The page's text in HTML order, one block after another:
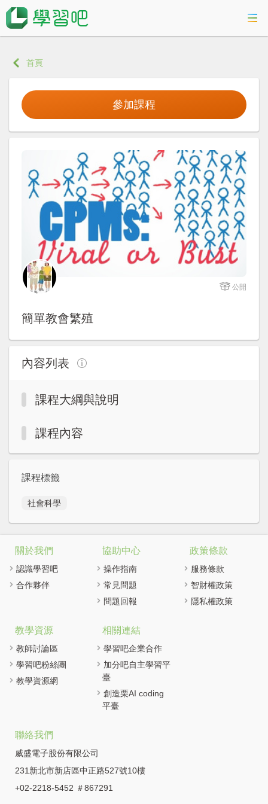
活動專區
科技素養教育
登入
首頁
參加課程
公開
簡單教會繁殖
內容列表
課程大綱與說明
課程內容
課程標籤
社會科學
關於我們
認識學習吧
合作夥伴
協助中心
操作指南
常見問題
問題回報
政策條款
服務條款
智財權政策
隱私權政策
教學資源
教師討論區
學習吧粉絲團
教學資源網
相關連結
學習吧企業合作
加分吧自主學習平
臺
創造栗AI coding
平臺
聯絡我們
威盛電子股份有限公司
231新北市新店區中正路527號10樓
+02-2218-5452 ＃867291